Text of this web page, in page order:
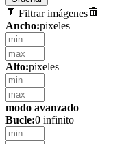
Filtrar imágenes
Ancho:pixeles
Alto:pixeles
modo avanzado
Bucle:0 infinito